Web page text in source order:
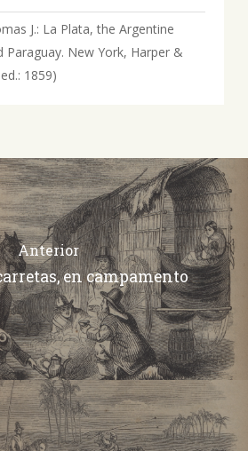
J.: La Plata, the Argentine
Paraguay. New York, Harper &
1859)
Anterior
en campamento